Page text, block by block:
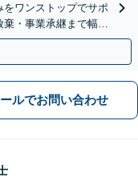
ワンストップでサポ
・事業承継まで幅広
ルでお問い合わせ